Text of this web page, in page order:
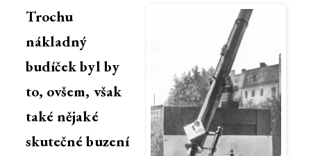
Trochu
nákladný
budíček byl by
to, ovšem, však
také nějaké
skutečné buzení